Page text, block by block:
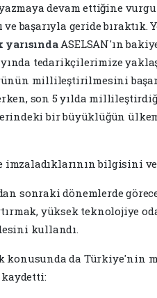
devam ettiğine
başarıyla geride bıraktık.
yarısındaASELSAN'ın
tedarikçilerimize
millileştirilmesini
son 5 yılda
bir büyüklüğün
imzaladıklarının bilgisini
sonraki dönemlerde
yüksek teknolojiye
kullandı.
konusunda da Türkiye'nin